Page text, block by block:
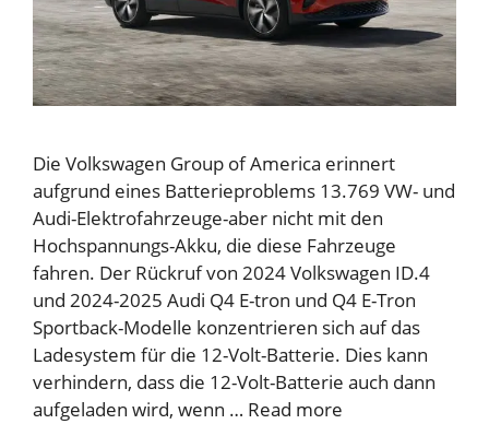
Die Volkswagen Group of America erinnert
aufgrund eines Batterieproblems 13.769 VW- und
Audi-Elektrofahrzeuge-aber nicht mit den
Hochspannungs-Akku, die diese Fahrzeuge
fahren. Der Rückruf von 2024 Volkswagen ID.4
und 2024-2025 Audi Q4 E-tron und Q4 E-Tron
Sportback-Modelle konzentrieren sich auf das
Ladesystem für die 12-Volt-Batterie. Dies kann
verhindern, dass die 12-Volt-Batterie auch dann
aufgeladen wird, wenn … Read more